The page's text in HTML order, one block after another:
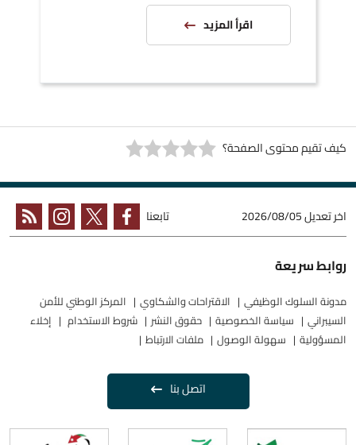
اقرأ المزيد
كيف تقيم محتوى الصفحة؟
اخر تعديل2026/08/05 تابعنا
روابط سريعة
مدونة السلوك الوظيفي الاقتراحات والشكاوي
المركز الوطني للأمن
السيبراني
سياسة الخصوصية حقوق النشر شروط الاستخدام
إخلاء
المسؤولية
سهولة الوصول ملفات الارتباط
اتصل بنا